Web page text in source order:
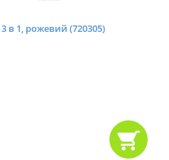
в 1, рожевий (720305)